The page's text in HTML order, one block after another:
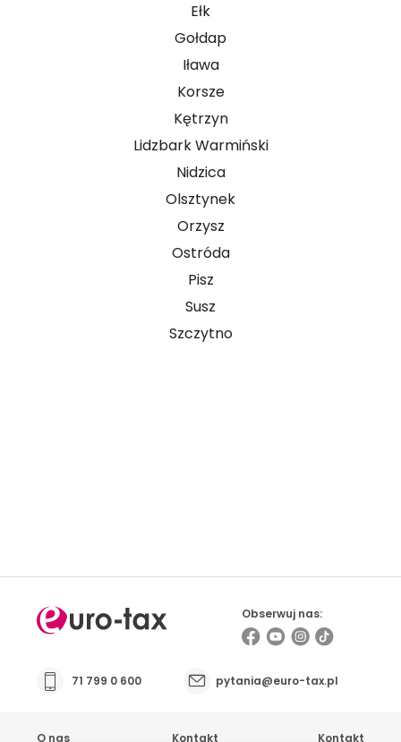
Ełk
Gołdap
Iława
Korsze
Kętrzyn
Lidzbark Warmiński
Nidzica
Olsztynek
Orzysz
Ostróda
Pisz
Susz
Szczytno
71 799 0 600 pytania@euro-tax.pl
Obserwuj nas:
O nas Kontakt Kontakt